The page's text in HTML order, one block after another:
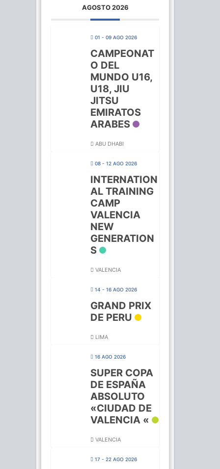
AGOSTO 2026
01 - 09 AGO 2026
CAMPEONAT
O DEL
MUNDO U16,
U18, JIU
JITSU
EMIRATOS
ARABES
ABU DHABI
08 - 12 AGO 2026
INTERNATION
AL TRAINING
CAMP
VALENCIA
NEW
GENERATION
S
VALENCIA
14 - 16 AGO 2026
GRAND PRIX
DE PERU
LIMA
16 AGO 2026
SUPER COPA
DE ESPAÑA
ABSOLUTO
«CIUDAD DE
VALENCIA «
VALENCIA
17 - 22 AGO 2026